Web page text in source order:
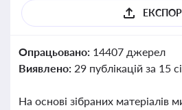
Опрацьовано: 14407 джерел
Виявлено: 29 публікацій за 15
На основі зібраних матеріалів